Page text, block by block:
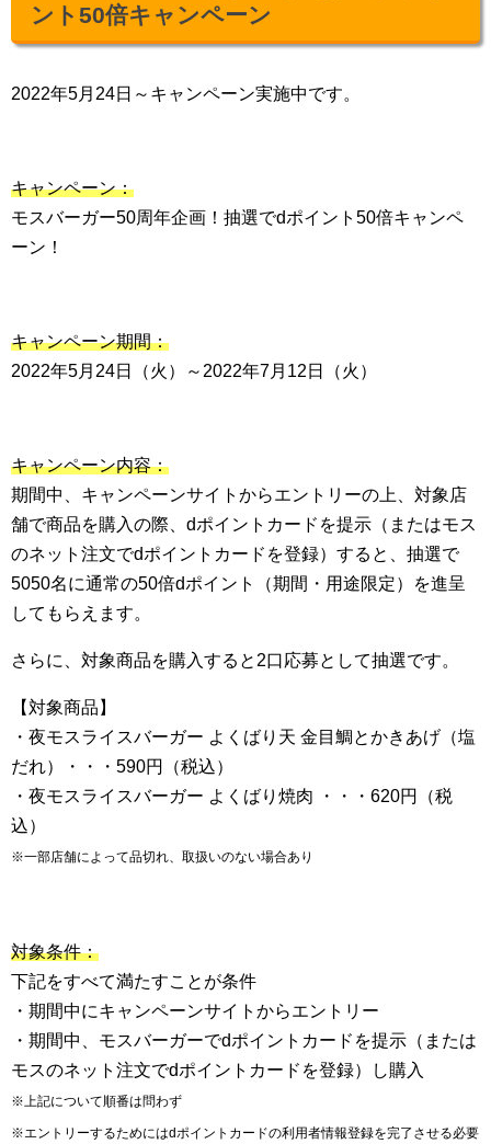
ント50倍キャンペーン
2022年5月24日～キャンペーン実施中です。
キャンペーン：
モスバーガー50周年企画！抽選でdポイント50倍キャンペ
ーン！
キャンペーン期間：
2022年5月24日（火）～2022年7月12日（火）
キャンペーン内容：
期間中、キャンペーンサイトからエントリーの上、対象店
舗で商品を購入の際、dポイントカードを提示（またはモス
のネット注文でdポイントカードを登録）すると、抽選で
5050名に通常の50倍dポイント（期間・用途限定）を進呈
してもらえます。
さらに、対象商品を購入すると2口応募として抽選です。
【対象商品】
・夜モスライスバーガー よくばり天 金目鯛とかきあげ（塩
だれ）・・・590円（税込）
・夜モスライスバーガー よくばり焼肉 ・・・620円（税
込）
※一部店舗によって品切れ、取扱いのない場合あり
対象条件：
下記をすべて満たすことが条件
・期間中にキャンペーンサイトからエントリー
・期間中、モスバーガーでdポイントカードを提示（または
モスのネット注文でdポイントカードを登録）し購入
※上記について順番は問わず
※エントリーするためにはdポイントカードの利用者情報登録を完了させる必要